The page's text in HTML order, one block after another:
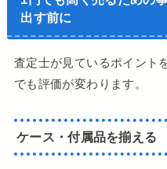
出す前に
査定士が見ているポイント
でも評価が変わります。
ケース・付属品を揃える